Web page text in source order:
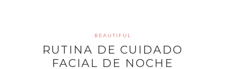
BEAUTIFUL
RUTINA DE CUIDADO
FACIAL DE NOCHE